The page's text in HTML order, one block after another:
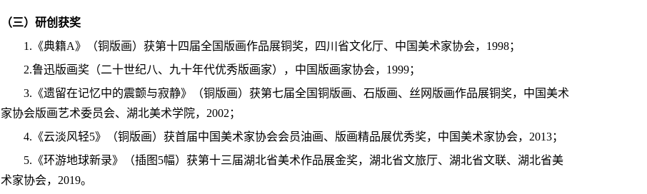
（三）研创获奖
1.《典籍A》（铜版画）获第十四届全国版画作品展铜奖，四川省文化厅、中国美术家协会，1998；
2.鲁迅版画奖（二十世纪八、九十年代优秀版画家），中国版画家协会，1999；
3.《遗留在记忆中的震颤与寂静》（铜版画）获第七届全国铜版画、石版画、丝网版画作品展铜奖，中国美术
家协会版画艺术委员会、湖北美术学院， 2002；
4.《云淡风轻5》（铜版画）获首届中国美术家协会会员油画、版画精品展优秀奖，中国美术家协会，2013；
5.《环游地球新录》（插图5幅）获第十三届湖北省美术作品展金奖，湖北省文旅厅、湖北省文联、湖北省美
术家协会，2019。